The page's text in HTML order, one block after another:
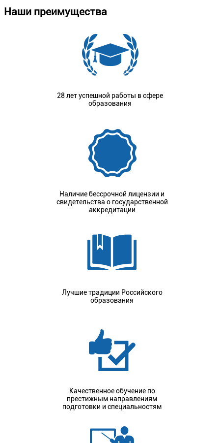
Наши преимущества
28 лет успешной работы в сфере
образования
Наличие бессрочной лицензии и
свидетельства о государственной
аккредитации
Лучшие традиции Российского
образования
Качественное обучение по
престижным направлениям
подготовки и специальностям